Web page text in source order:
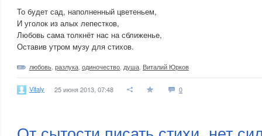
То будет сад, наполненный цветеньем,
И уголок из алых лепестков,
Любовь сама толкнёт нас на сближенье,
Оставив утром музу для стихов.
любовь разлука одиночество душа Виталий Юрков
Vitaly 25 июня 2013, 07:48 0